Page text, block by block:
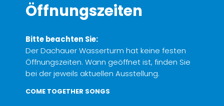
Öffnungszeiten
Bitte beachten Sie:
Der Dachauer Wasserturm hat keine festen
Öffnungszeiten. Wann geöffnet ist, finden Sie
bei der jeweils aktuellen Ausstellung.
COME TOGETHER SONGS